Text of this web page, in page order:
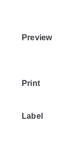
Preview
Print
Label